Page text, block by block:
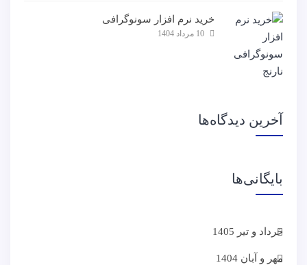
خرید نرم افزار سونوگرافی
آخرین دیدگاه‌ها
بایگانی‌ها
خرداد و تیر 1405
مهر و آبان 1404